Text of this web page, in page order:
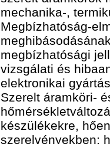
mechanika-,
Megbízhatóság-
megbízhatósági
vizsgálati és
elektronikai
Szerelt áramköri-
készülékekre,
szerelvényekben;